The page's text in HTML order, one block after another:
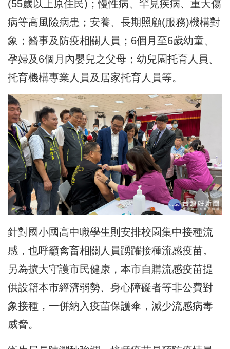
(55歲以上原住民)；慢性病、罕見疾病、重大傷
病等高風險病患；安養、長期照顧(服務)機構對
象；醫事及防疫相關人員；6個月至6歲幼童、
孕婦及6個月內嬰兒之父母；幼兒園托育人員、
托育機構專業人員及居家托育人員等。
針對國小國高中職學生則安排校園集中接種流
感，也呼籲禽畜相關人員踴躍接種流感疫苗。
另為擴大守護市民健康，本市自購流感疫苗提
供設籍本市經濟弱勢、身心障礙者等非公費對
象接種，一併納入疫苗保護傘，減少流感病毒
威脅。